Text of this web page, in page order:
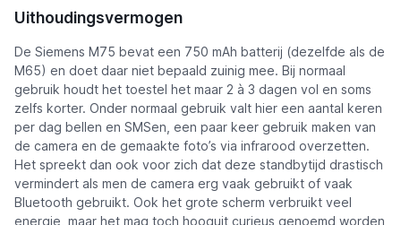
Uithoudingsvermogen
De Siemens M75 bevat een 750 mAh batterij (dezelfde als de
M65) en doet daar niet bepaald zuinig mee. Bij normaal
gebruik houdt het toestel het maar 2 à 3 dagen vol en soms
zelfs korter. Onder normaal gebruik valt hier een aantal keren
per dag bellen en SMSen, een paar keer gebruik maken van
de camera en de gemaakte foto’s via infrarood overzetten.
Het spreekt dan ook voor zich dat deze standbytijd drastisch
vermindert als men de camera erg vaak gebruikt of vaak
Bluetooth gebruikt. Ook het grote scherm verbruikt veel
energie, maar het mag toch hooguit curieus genoemd worden